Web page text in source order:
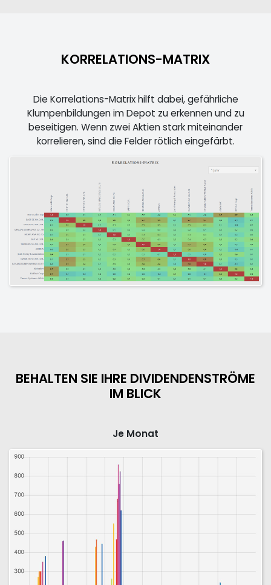
KORRELATIONS-MATRIX
Die Korrelations-Matrix hilft dabei, gefährliche
Klumpenbildungen im Depot zu erkennen und zu
beseitigen. Wenn zwei Aktien stark miteinander
korrelieren, sind die Felder rötlich eingefärbt.
BEHALTEN SIE IHRE DIVIDENDENSTRÖME
IM BLICK
Je Monat